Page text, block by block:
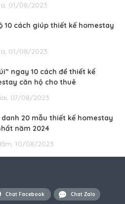
01/08/2023
10 cách giúp thiết kế homestay
01/08/2023
ngay 10 cách để thiết kế
căn hộ cho thuê
07/08/2023
20 mẫu thiết kế homestay
năm 2024
10/08/2023
Chat Facebook Chat Zalo